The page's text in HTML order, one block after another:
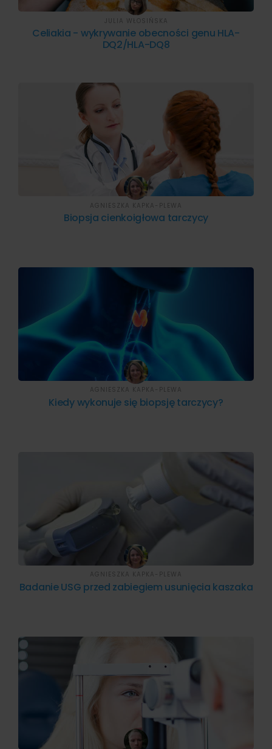
Celiakia - wykrywanie obecności genu HLA-
DQ2/HLA-DQ8
JULIA WŁOSIŃSKA
Biopsja cienkoigłowa tarczycy
AGNIESZKA KAPKA-PLEWA
Kiedy wykonuje się biopsję tarczycy?
AGNIESZKA KAPKA-PLEWA
Badanie USG przed zabiegiem usunięcia kaszaka
AGNIESZKA KAPKA-PLEWA